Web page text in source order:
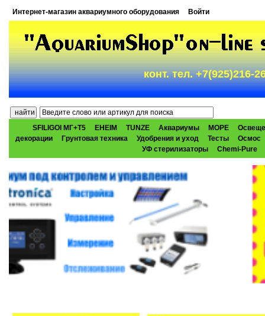
Интернет-магазин аквариумного оборудования Войти
конт. тел. +7(925)216-
SFILIGOI МГ+Т5 EHEIM TUNZE Аквариумы МОРЕ
декорации
Грунтовая техника Удобрения и уход Тесты
Осмос
УФ стерилизаторы
Chemi-Pure